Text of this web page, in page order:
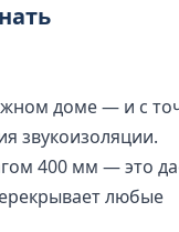
доме — и с
звукоизоляции.
400 мм — это
любые